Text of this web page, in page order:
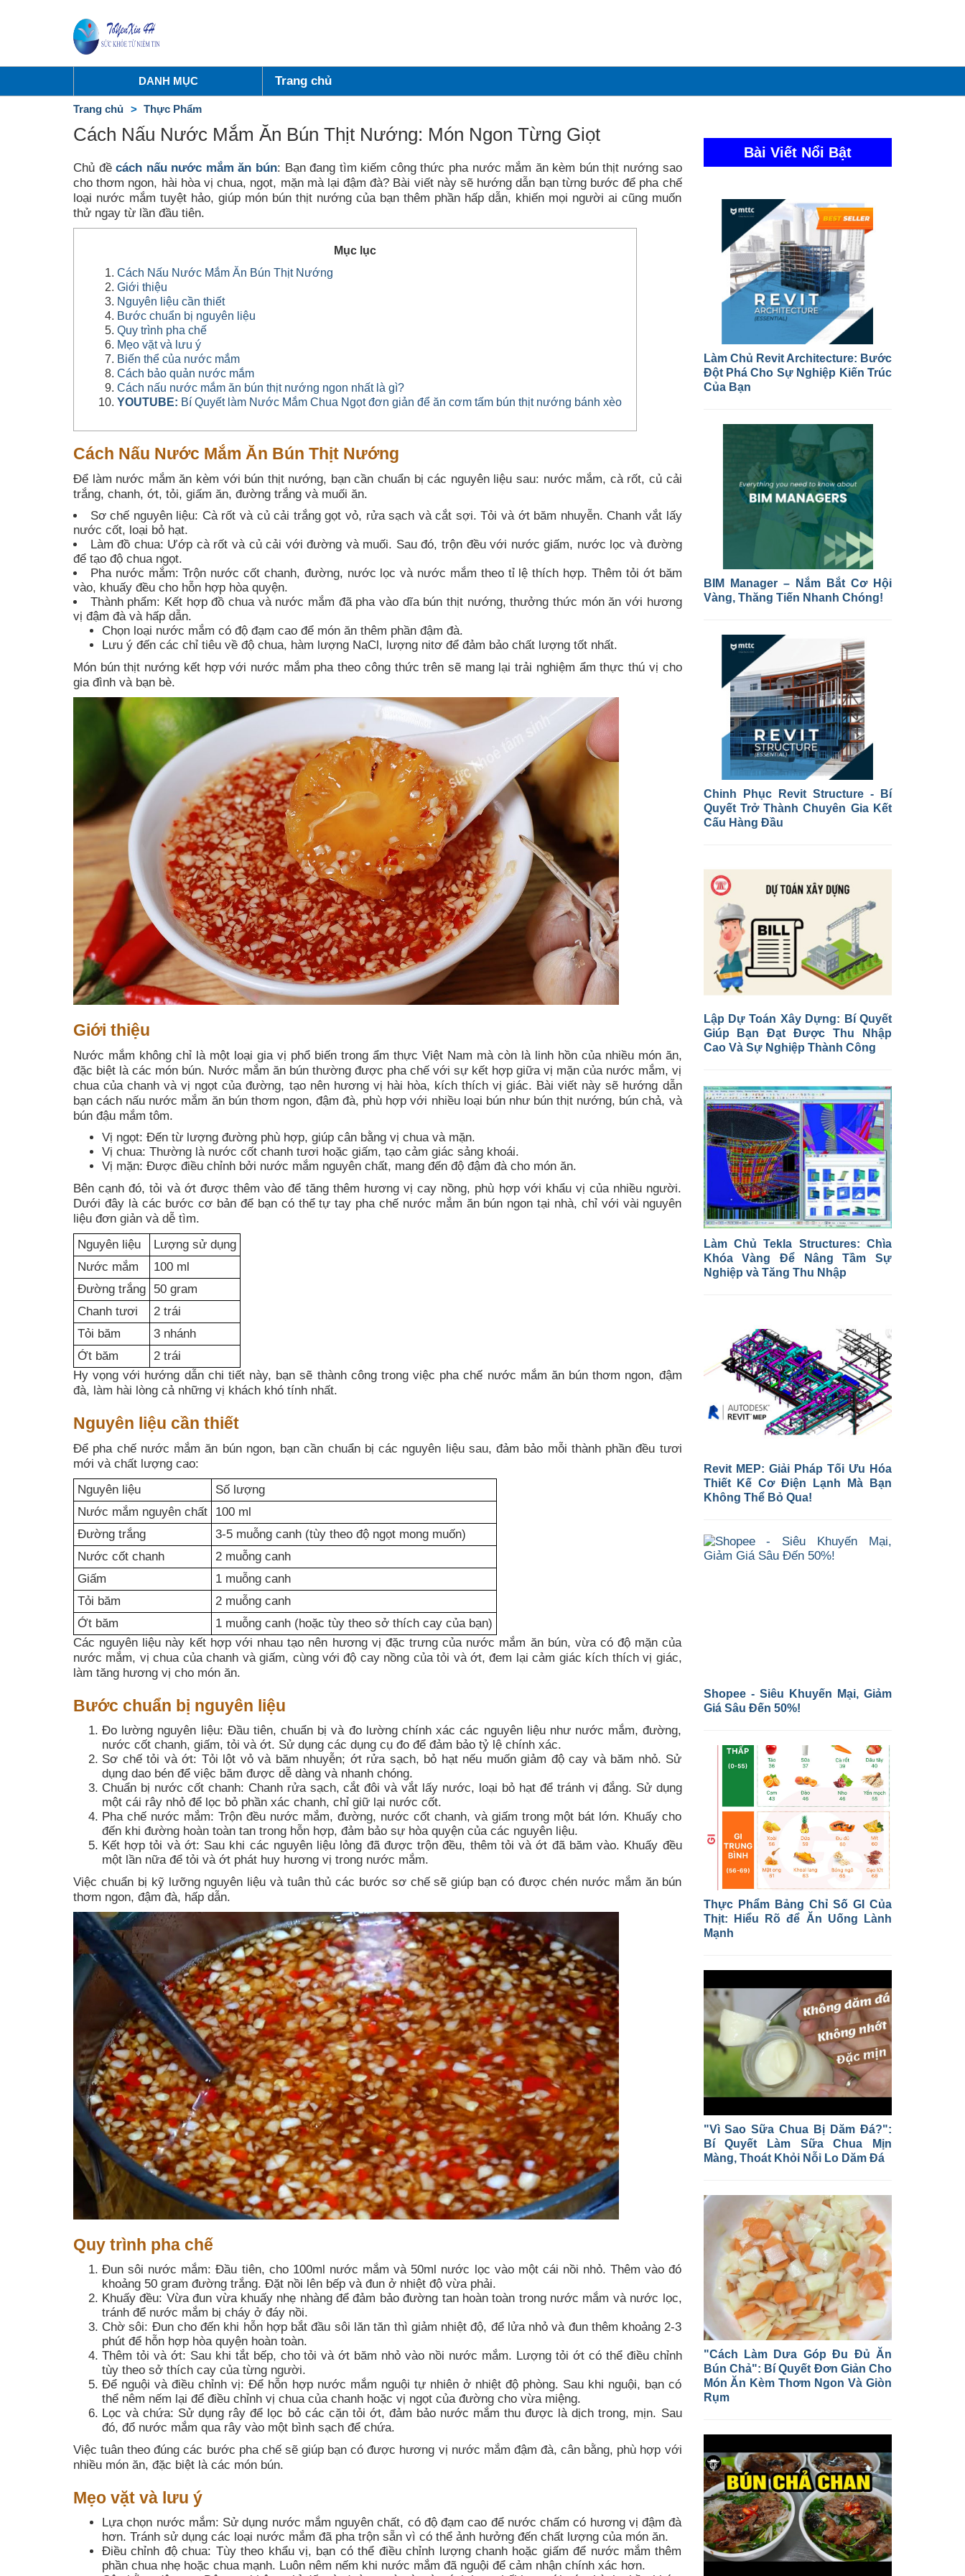
DANH MỤC Trang chủ
Trang chủ Thực Phẩm
Cách Nấu Nước Mắm Ăn Bún Thịt Nướng: Món Ngon Từng Giọt
Chủ đềcách nấu nước mắm ăn bún: Bạn đang tìm kiếm công thức pha nước mắm ăn kèm bún thịt nướng sao
cho thơm ngon, hài hòa vị chua, ngọt, mặn mà lại đậm đà? Bài viết này sẽ hướng dẫn bạn từng bước để pha chế
loại nước mắm tuyệt hảo, giúp món bún thịt nướng của bạn thêm phần hấp dẫn, khiến mọi người ai cũng muốn
thử ngay từ lần đầu tiên.
Mục lục
Cách Nấu Nước Mắm Ăn Bún Thịt Nướng
Giới thiệu
Nguyên liệu cần thiết
Bước chuẩn bị nguyên liệu
Quy trình pha chế
Mẹo vặt và lưu ý
Biến thể của nước mắm
Cách bảo quản nước mắm
Cách nấu nước mắm ăn bún thịt nướng ngon nhất là gì?
YOUTUBE: Bí Quyết làm Nước Mắm Chua Ngọt đơn giản để ăn cơm tấm bún thịt nướng bánh xèo
Cách Nấu Nước Mắm Ăn Bún Thịt Nướng
Để làm nước mắm ăn kèm với bún thịt nướng, bạn cần chuẩn bị các nguyên liệu sau: nước mắm, cà rốt, củ cải
trắng, chanh, ớt, tỏi, giấm ăn, đường trắng và muối ăn.
Sơ chế nguyên liệu: Cà rốt và củ cải trắng gọt vỏ, rửa sạch và cắt sợi. Tỏi và ớt băm nhuyễn. Chanh vắt lấy
nước cốt, loại bỏ hạt.
Làm đồ chua: Ướp cà rốt và củ cải với đường và muối. Sau đó, trộn đều với nước giấm, nước lọc và đường
để tạo độ chua ngọt.
Pha nước mắm: Trộn nước cốt chanh, đường, nước lọc và nước mắm theo tỉ lệ thích hợp. Thêm tỏi ớt băm
vào, khuấy đều cho hỗn hợp hòa quyện.
Thành phẩm: Kết hợp đồ chua và nước mắm đã pha vào dĩa bún thịt nướng, thưởng thức món ăn với hương
vị đậm đà và hấp dẫn.
Chọn loại nước mắm có độ đạm cao để món ăn thêm phần đậm đà.
Lưu ý đến các chỉ tiêu về độ chua, hàm lượng NaCl, lượng nitơ để đảm bảo chất lượng tốt nhất.
Món bún thịt nướng kết hợp với nước mắm pha theo công thức trên sẽ mang lại trải nghiệm ẩm thực thú vị cho
gia đình và bạn bè.
Giới thiệu
Nước mắm không chỉ là một loại gia vị phổ biến trong ẩm thực Việt Nam mà còn là linh hồn của nhiều món ăn,
đặc biệt là các món bún. Nước mắm ăn bún thường được pha chế với sự kết hợp giữa vị mặn của nước mắm, vị
chua của chanh và vị ngọt của đường, tạo nên hương vị hài hòa, kích thích vị giác. Bài viết này sẽ hướng dẫn
bạn cách nấu nước mắm ăn bún thơm ngon, đậm đà, phù hợp với nhiều loại bún như bún thịt nướng, bún chả, và
bún đậu mắm tôm.
Vị ngọt: Đến từ lượng đường phù hợp, giúp cân bằng vị chua và mặn.
Vị chua: Thường là nước cốt chanh tươi hoặc giấm, tạo cảm giác sảng khoái.
Vị mặn: Được điều chỉnh bởi nước mắm nguyên chất, mang đến độ đậm đà cho món ăn.
Bên cạnh đó, tỏi và ớt được thêm vào để tăng thêm hương vị cay nồng, phù hợp với khẩu vị của nhiều người.
Dưới đây là các bước cơ bản để bạn có thể tự tay pha chế nước mắm ăn bún ngon tại nhà, chỉ với vài nguyên
liệu đơn giản và dễ tìm.
Nguyên liệu
Lượng sử dụng
Nước mắm
100 ml
Đường trắng
50 gram
Chanh tươi
2 trái
Tỏi băm
3 nhánh
Ớt băm
2 trái
Hy vọng với hướng dẫn chi tiết này, bạn sẽ thành công trong việc pha chế nước mắm ăn bún thơm ngon, đậm
đà, làm hài lòng cả những vị khách khó tính nhất.
Nguyên liệu cần thiết
Để pha chế nước mắm ăn bún ngon, bạn cần chuẩn bị các nguyên liệu sau, đảm bảo mỗi thành phần đều tươi
mới và chất lượng cao:
Nguyên liệu
Số lượng
Nước mắm nguyên chất
100 ml
Đường trắng
3-5 muỗng canh (tùy theo độ ngọt mong muốn)
Nước cốt chanh
2 muỗng canh
Giấm
1 muỗng canh
Tỏi băm
2 muỗng canh
Ớt băm
1 muỗng canh (hoặc tùy theo sở thích cay của bạn)
Các nguyên liệu này kết hợp với nhau tạo nên hương vị đặc trưng của nước mắm ăn bún, vừa có độ mặn của
nước mắm, vị chua của chanh và giấm, cùng với độ cay nồng của tỏi và ớt, đem lại cảm giác kích thích vị giác,
làm tăng hương vị cho món ăn.
Bước chuẩn bị nguyên liệu
Đo lường nguyên liệu: Đầu tiên, chuẩn bị và đo lường chính xác các nguyên liệu như nước mắm, đường,
nước cốt chanh, giấm, tỏi và ớt. Sử dụng các dụng cụ đo để đảm bảo tỷ lệ chính xác.
Sơ chế tỏi và ớt: Tỏi lột vỏ và băm nhuyễn; ớt rửa sạch, bỏ hạt nếu muốn giảm độ cay và băm nhỏ. Sử
dụng dao bén để việc băm được dễ dàng và nhanh chóng.
Chuẩn bị nước cốt chanh: Chanh rửa sạch, cắt đôi và vắt lấy nước, loại bỏ hạt để tránh vị đắng. Sử dụng
một cái rây nhỏ để lọc bỏ phần xác chanh, chỉ giữ lại nước cốt.
Pha chế nước mắm: Trộn đều nước mắm, đường, nước cốt chanh, và giấm trong một bát lớn. Khuấy cho
đến khi đường hoàn toàn tan trong hỗn hợp, đảm bảo sự hòa quyện của các nguyên liệu.
Kết hợp tỏi và ớt: Sau khi các nguyên liệu lỏng đã được trộn đều, thêm tỏi và ớt đã băm vào. Khuấy đều
một lần nữa để tỏi và ớt phát huy hương vị trong nước mắm.
Việc chuẩn bị kỹ lưỡng nguyên liệu và tuân thủ các bước sơ chế sẽ giúp bạn có được chén nước mắm ăn bún
thơm ngon, đậm đà, hấp dẫn.
Quy trình pha chế
Đun sôi nước mắm: Đầu tiên, cho 100ml nước mắm và 50ml nước lọc vào một cái nồi nhỏ. Thêm vào đó
khoảng 50 gram đường trắng. Đặt nồi lên bếp và đun ở nhiệt độ vừa phải.
Khuấy đều: Vừa đun vừa khuấy nhẹ nhàng để đảm bảo đường tan hoàn toàn trong nước mắm và nước lọc,
tránh để nước mắm bị cháy ở đáy nồi.
Chờ sôi: Đun cho đến khi hỗn hợp bắt đầu sôi lăn tăn thì giảm nhiệt độ, để lửa nhỏ và đun thêm khoảng 2-3
phút để hỗn hợp hòa quyện hoàn toàn.
Thêm tỏi và ớt: Sau khi tắt bếp, cho tỏi và ớt băm nhỏ vào nồi nước mắm. Lượng tỏi ớt có thể điều chỉnh
tùy theo sở thích cay của từng người.
Để nguội và điều chỉnh vị: Để hỗn hợp nước mắm nguội tự nhiên ở nhiệt độ phòng. Sau khi nguội, bạn có
thể nêm nếm lại để điều chỉnh vị chua của chanh hoặc vị ngọt của đường cho vừa miệng.
Lọc và chứa: Sử dụng rây để lọc bỏ các cặn tỏi ớt, đảm bảo nước mắm thu được là dịch trong, mịn. Sau
đó, đổ nước mắm qua rây vào một bình sạch để chứa.
Việc tuân theo đúng các bước pha chế sẽ giúp bạn có được hương vị nước mắm đậm đà, cân bằng, phù hợp với
nhiều món ăn, đặc biệt là các món bún.
Mẹo vặt và lưu ý
Lựa chọn nước mắm: Sử dụng nước mắm nguyên chất, có độ đạm cao để nước chấm có hương vị đậm đà
hơn. Tránh sử dụng các loại nước mắm đã pha trộn sẵn vì có thể ảnh hưởng đến chất lượng của món ăn.
Điều chỉnh độ chua: Tùy theo khẩu vị, bạn có thể điều chỉnh lượng chanh hoặc giấm để nước mắm thêm
phần chua nhẹ hoặc chua mạnh. Luôn nêm nếm khi nước mắm đã nguội để cảm nhận chính xác hơn.
Bài Viết Nổi Bật
Làm Chủ Revit Architecture: Bước
Đột Phá Cho Sự Nghiệp Kiến Trúc
Của Bạn
BIM Manager – Nắm Bắt Cơ Hội
Vàng, Thăng Tiến Nhanh Chóng!
Chinh Phục Revit Structure - Bí
Quyết Trở Thành Chuyên Gia Kết
Cấu Hàng Đầu
Lập Dự Toán Xây Dựng: Bí Quyết
Giúp Bạn Đạt Được Thu Nhập
Cao Và Sự Nghiệp Thành Công
Làm Chủ Tekla Structures: Chìa
Khóa Vàng Để Nâng Tầm Sự
Nghiệp và Tăng Thu Nhập
Revit MEP: Giải Pháp Tối Ưu Hóa
Thiết Kế Cơ Điện Lạnh Mà Bạn
Không Thể Bỏ Qua!
Shopee - Siêu Khuyến Mại, Giảm
Giá Sâu Đến 50%!
Thực Phẩm Bảng Chỉ Số GI Của
Thịt: Hiểu Rõ để Ăn Uống Lành
Mạnh
"Vì Sao Sữa Chua Bị Dăm Đá?":
Bí Quyết Làm Sữa Chua Mịn
Màng, Thoát Khỏi Nỗi Lo Dăm Đá
"Cách Làm Dưa Góp Đu Đủ Ăn
Bún Chả": Bí Quyết Đơn Giản Cho
Món Ăn Kèm Thơm Ngon Và Giòn
Rụm